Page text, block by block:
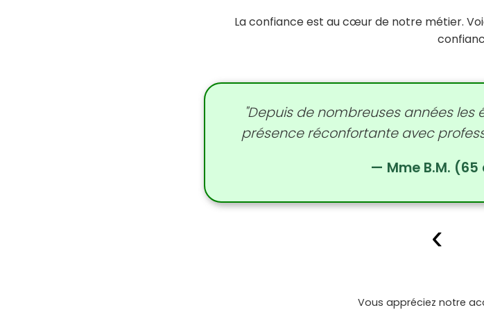
La confiance est au cœur de notre métier.
"Depuis de nombreuses années
présence réconfortante avec
— Mme B.M.
‹
Vous appréciez notre